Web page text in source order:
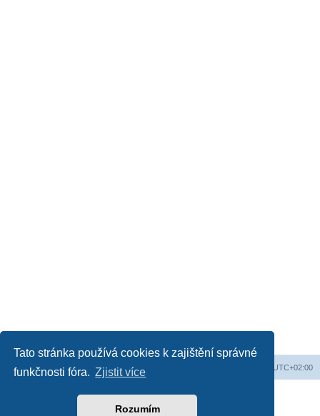
Tato stránka používá cookies k zajištění správné
funkčnosti fóra. Zjistit více
Rozumím
Obsah fóra UTC+02:00
Český překlad –